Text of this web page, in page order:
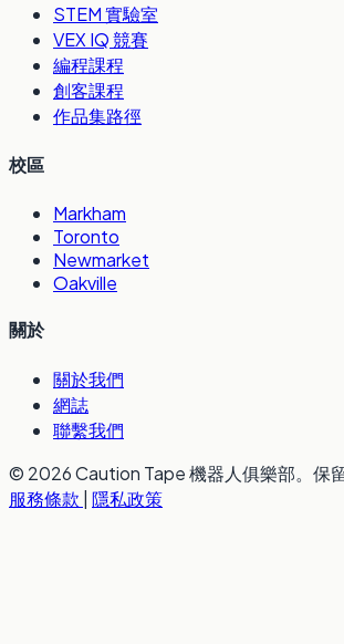
STEM 實驗室
VEX IQ 競賽
編程課程
創客課程
作品集路徑
校區
Markham
Toronto
Newmarket
Oakville
關於
關於我們
網誌
聯繫我們
© 2026 Caution Tape 機器人俱樂部。保留
服務條款 | 隱私政策